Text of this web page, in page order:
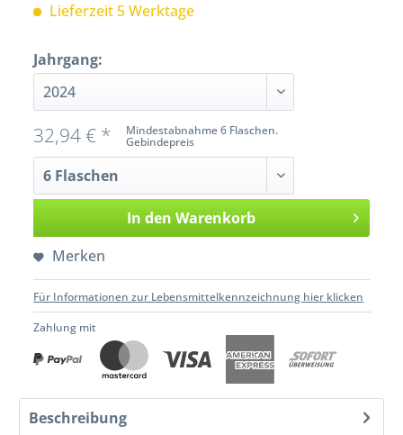
Lieferzeit 5 Werktage
Jahrgang:
Mindestabnahme 6 Flaschen.
Gebindepreis
32,94 € *
In den Warenkorb
Merken
Für Informationen zur Lebensmittelkennzeichnung hier klicken
Zahlung mit
Beschreibung